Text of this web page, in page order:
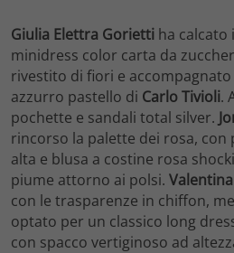
Giulia Elettra Gorietti ha
minidress color carta da
rivestito di fiori e
azzurro pastello di Carlo Tivioli.
pochette e sandali total silver.
rincorso la palette dei rosa, con
alta e blusa a costine rosa
piume attorno ai polsi.
con le trasparenze in chiffon,
optato per un classico long
con spacco vertiginoso ad